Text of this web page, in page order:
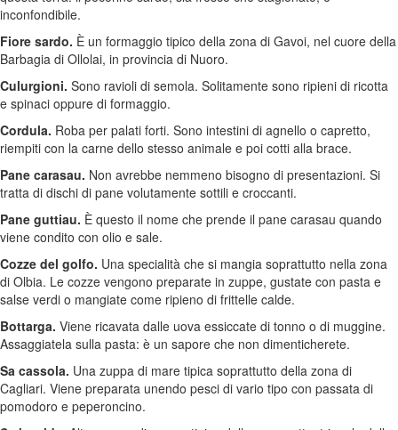
inconfondibile.
Fiore sardo. È un formaggio tipico della zona di Gavoi, nel cuore della
Barbagia di Ollolai, in provincia di Nuoro.
Culurgioni. Sono ravioli di semola. Solitamente sono ripieni di ricotta
e spinaci oppure di formaggio.
Cordula. Roba per palati forti. Sono intestini di agnello o capretto,
riempiti con la carne dello stesso animale e poi cotti alla brace.
Pane carasau. Non avrebbe nemmeno bisogno di presentazioni. Si
tratta di dischi di pane volutamente sottili e croccanti.
Pane guttiau. È questo il nome che prende il pane carasau quando
viene condito con olio e sale.
Cozze del golfo. Una specialità che si mangia soprattutto nella zona
di Olbia. Le cozze vengono preparate in zuppe, gustate con pasta e
salse verdi o mangiate come ripieno di frittelle calde.
Bottarga. Viene ricavata dalle uova essiccate di tonno o di muggine.
Assaggiatela sulla pasta: è un sapore che non dimenticherete.
Sa cassola. Una zuppa di mare tipica soprattutto della zona di
Cagliari. Viene preparata unendo pesci di vario tipo con passata di
pomodoro e peperoncino.